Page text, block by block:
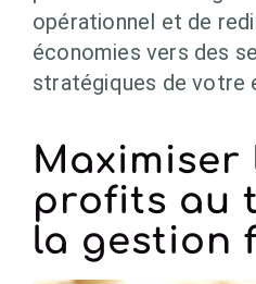
opérationnel et de
économies vers des
stratégiques de votre
Maximiser
profits au
la gestion